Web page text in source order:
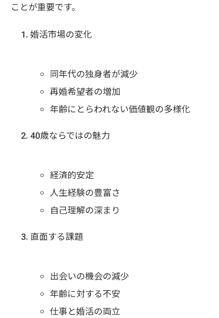
ことが重要です。
婚活市場の変化
同年代の独身者が減少
再婚希望者の増加
年齢にとらわれない価値観の多様化
40歳ならではの魅力
経済的安定
人生経験の豊富さ
自己理解の深まり
直面する課題
出会いの機会の減少
年齢に対する不安
仕事と婚活の両立